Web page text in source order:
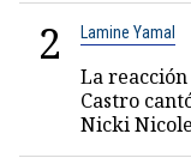
2 Lamine Yamal
La
Castro
Nicki Nicole